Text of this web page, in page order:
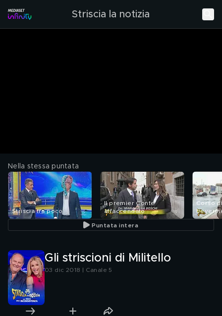
Striscia la notizia
Nella stessa puntata
Striscia tra poco
Il premier Conte
affaccendato
Corso
Puntata intera
Gli striscioni di Militello
03 dic 2018 | Canale 5